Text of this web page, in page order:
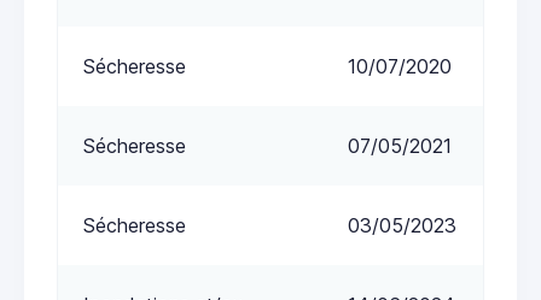
Sécheresse 10/07/2020
Sécheresse 07/05/2021
Sécheresse 03/05/2023